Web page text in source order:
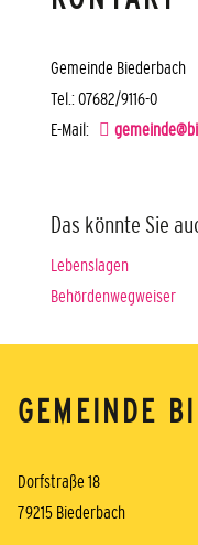
Gemeinde Biederbach
Tel.: 07682/9116-0
E-Mail:
Das könnte Sie
Lebenslagen
Behördenwegweiser
GEMEINDE
Dorfstraße 18
79215 Biederbach